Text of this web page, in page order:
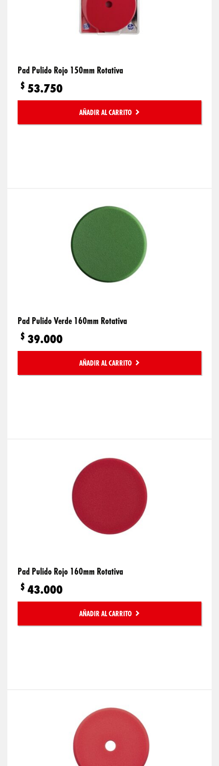
Pad Pulido Rojo 150mm Rotativa
$ 53.750
AÑADIR AL CARRITO
Pad Pulido Verde 160mm Rotativa
$ 39.000
AÑADIR AL CARRITO
Pad Pulido Rojo 160mm Rotativa
$ 43.000
AÑADIR AL CARRITO